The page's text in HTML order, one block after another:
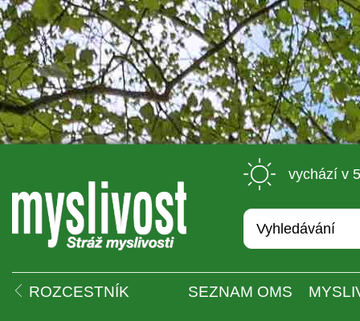
vychází v
ROZCESTNÍK SEZNAM OMS